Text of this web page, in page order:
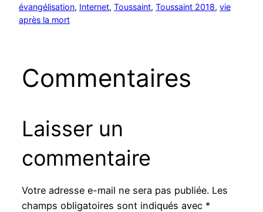
évangélisation, Internet, Toussaint, Toussaint 2018, vie
après la mort
Commentaires
Laisser un
commentaire
Votre adresse e-mail ne sera pas publiée. Les
champs obligatoires sont indiqués avec *